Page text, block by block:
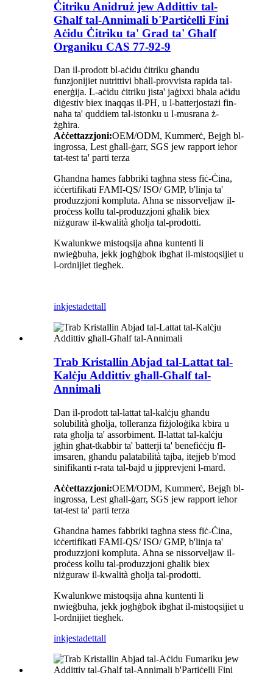
Ċitriku Anidruż jew Addittiv tal-
Għalf tal-Annimali b'Partiċelli Fini
Aċidu Ċitriku ta' Grad ta' Għalf
Organiku CAS 77-92-9
Dan il-prodott bl-aċidu ċitriku għandu
funzjonijiet nutrittivi bħall-provvista rapida tal-
enerġija. L-aċidu ċitriku jista' jaġixxi bħala aċidu
diġestiv biex inaqqas il-PH, u l-batterjostażi fin-
naħa ta' quddiem tal-istonku u l-musrana ż-
żgħira.
Aċċettazzjoni:OEM/ODM, Kummerċ, Bejgħ bl-
ingrossa, Lest għall-ġarr, SGS jew rapport ieħor
tat-test ta' parti terza
Għandna ħames fabbriki tagħna stess fiċ-Ċina,
iċċertifikati FAMI-QS/ ISO/ GMP, b'linja ta'
produzzjoni kompluta. Aħna se nissorveljaw il-
proċess kollu tal-produzzjoni għalik biex
niżguraw il-kwalità għolja tal-prodotti.
Kwalunkwe mistoqsija aħna kuntenti li
nwieġbuha, jekk jogħġbok ibgħat il-mistoqsijiet u
l-ordnijiet tiegħek.
inkjestadettall
Trab Kristallin Abjad tal-Lattat tal-
Kalċju Addittiv għall-Għalf tal-
Annimali
Dan il-prodott tal-lattat tal-kalċju għandu
solubilità għolja, tolleranza fiżjoloġika kbira u
rata għolja ta' assorbiment. Il-lattat tal-kalċju
jgħin għat-tkabbir ta' batterji ta' benefiċċju fl-
imsaren, għandu palatabilità tajba, itejjeb b'mod
sinifikanti r-rata tal-bajd u jipprevjeni l-mard.
Aċċettazzjoni:OEM/ODM, Kummerċ, Bejgħ bl-
ingrossa, Lest għall-ġarr, SGS jew rapport ieħor
tat-test ta' parti terza
Għandna ħames fabbriki tagħna stess fiċ-Ċina,
iċċertifikati FAMI-QS/ ISO/ GMP, b'linja ta'
produzzjoni kompluta. Aħna se nissorveljaw il-
proċess kollu tal-produzzjoni għalik biex
niżguraw il-kwalità għolja tal-prodotti.
Kwalunkwe mistoqsija aħna kuntenti li
nwieġbuha, jekk jogħġbok ibgħat il-mistoqsijiet u
l-ordnijiet tiegħek.
inkjestadettall